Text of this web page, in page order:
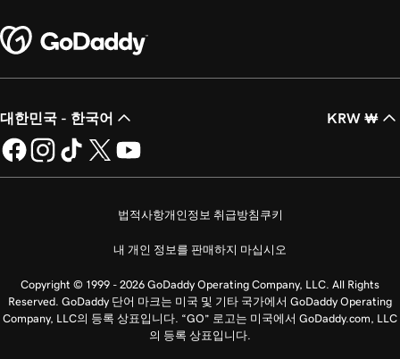
대한민국 - 한국어 KRW ₩
법적사항개인정보 취급방침 쿠키
내 개인 정보를 판매하지 마십시오
Copyright © 1999 - 2026 GoDaddy Operating Company, LLC. All Rights
Reserved. GoDaddy 단어 마크는 미국 및 기타 국가에서 GoDaddy Operating
Company, LLC의 등록 상표입니다. “GO” 로고는 미국에서 GoDaddy.com, LLC
의 등록 상표입니다.